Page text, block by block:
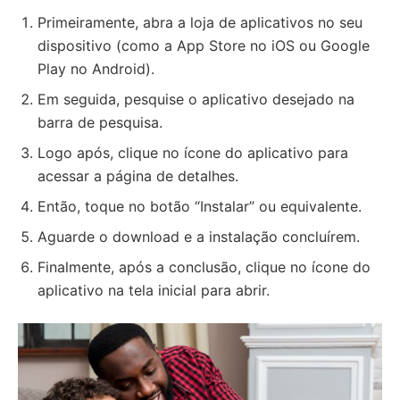
Primeiramente, abra a loja de aplicativos no seu
dispositivo (como a App Store no iOS ou Google
Play no Android).
Em seguida, pesquise o aplicativo desejado na
barra de pesquisa.
Logo após, clique no ícone do aplicativo para
acessar a página de detalhes.
Então, toque no botão “Instalar” ou equivalente.
Aguarde o download e a instalação concluírem.
Finalmente, após a conclusão, clique no ícone do
aplicativo na tela inicial para abrir.